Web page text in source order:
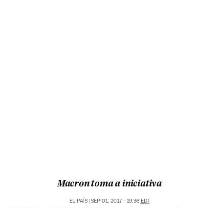
Macron toma a iniciativa
EL PAÍS SEP 01, 2017 - 19:36 EDT